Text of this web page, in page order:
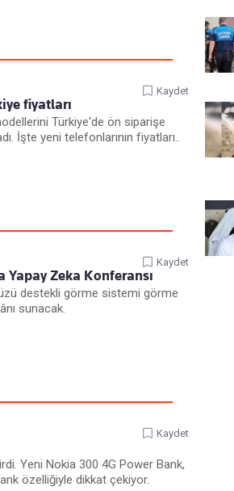
fiyatları
Kaydet
Türkiye'de ön siparişe
İşte yeni telefonlarının fiyatları..
Zeka Konferansı
Kaydet
destekli görme sistemi görme
sunacak.
Kaydet
Yeni Nokia 300 4G Power Bank,
özelliğiyle dikkat çekiyor.